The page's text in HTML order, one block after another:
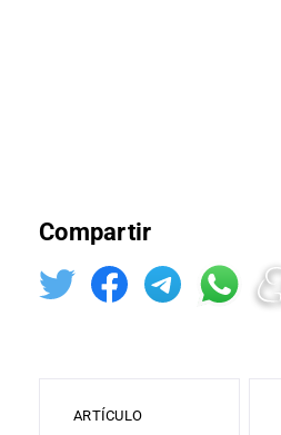
Compartir
ARTÍCULO